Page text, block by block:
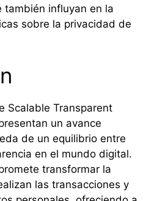
también influyan en la
sobre la privacidad de
Scalable Transparent
un avance
de un equilibrio entre
en el mundo digital.
transformar la
las transacciones y